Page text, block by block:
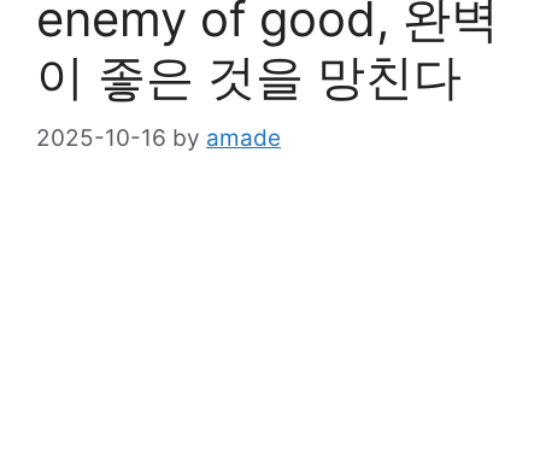
enemy of good, 완벽
이 좋은 것을 망친다
2025-10-16 by amade